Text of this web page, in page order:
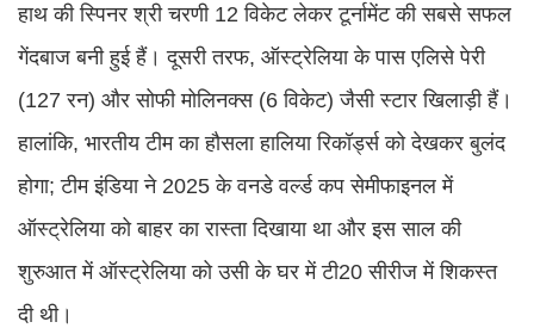
हाथ की स्पिनर श्री चरणी 12 विकेट लेकर टूर्नामेंट की सबसे सफल
गेंदबाज बनी हुई हैं। दूसरी तरफ, ऑस्ट्रेलिया के पास एलिसे पेरी
(127 रन) और सोफी मोलिनक्स (6 विकेट) जैसी स्टार खिलाड़ी हैं।
हालांकि, भारतीय टीम का हौसला हालिया रिकॉर्ड्स को देखकर बुलंद
होगा; टीम इंडिया ने 2025 के वनडे वर्ल्ड कप सेमीफाइनल में
ऑस्ट्रेलिया को बाहर का रास्ता दिखाया था और इस साल की
शुरुआत में ऑस्ट्रेलिया को उसी के घर में टी20 सीरीज में शिकस्त
दी थी।